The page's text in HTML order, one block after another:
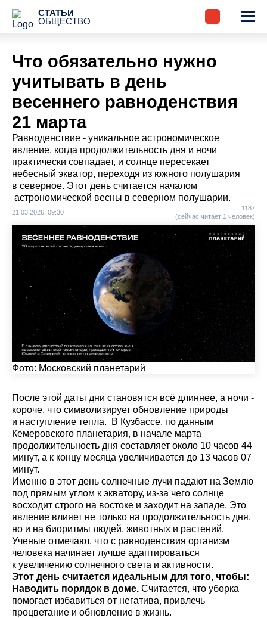
СТАТЬИ
ОБЩЕСТВО
Что обязательно нужно
учитывать в день
весеннего равноденствия
21 марта
Равноденствие - уникальное астрономическое
явление, когда продолжительность дня и ночи
практически совпадает, и солнце пересекает
небесный экватор, переходя из южного полушария
в северное. Этот день считается началом
астрономической весны в северном полушарии.
21.03.2026 09:30
1187
(сейчас читает 1 человек)
Фото: Московский планетарий
После этой даты дни становятся всё длиннее, а ночи -
короче, что символизирует обновление природы
и наступление тепла. В Кузбассе, по данным
Кемеровского планетария, в начале марта
продолжительность дня составляет около 10 часов 44
минут, а к концу месяца увеличивается до 13 часов 07
минут.
Именно в этот день солнечные лучи падают на Землю
под прямым углом к экватору, из-за чего солнце
восходит строго на востоке и заходит на западе. Это
явление влияет не только на продолжительность дня,
но и на биоритмы людей, животных и растений.
Ученые отмечают, что с равноденствия организм
человека начинает лучше адаптироваться
к увеличению солнечного света и активности.
Этот день считается идеальным для того, чтобы:
Наводить порядок в доме. Считается, что уборка
помогает избавиться от негатива, привлечь
процветание и обновление в жизнь.